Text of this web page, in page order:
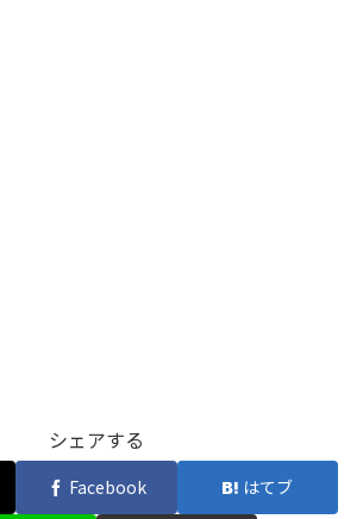
シェアする
Facebook はてブ